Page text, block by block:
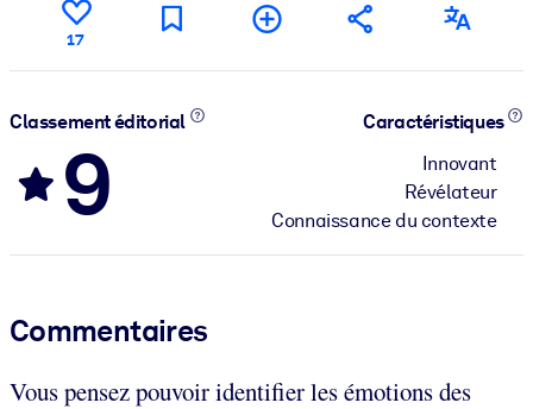
17
Classement éditorial
9
Caractéristiques
Innovant
Révélateur
Connaissance du contexte
Commentaires
Vous pensez pouvoir identifier les émotions des